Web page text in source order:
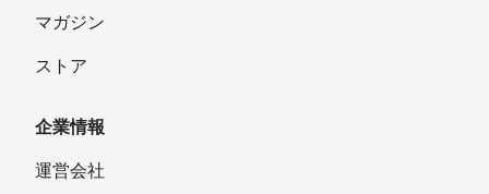
マガジン
ストア
企業情報
運営会社